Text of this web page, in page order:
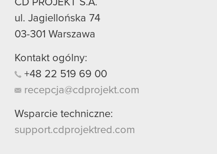
CD PROJEKT S.A.
ul. Jagiellońska 74
03-301 Warszawa
Kontakt ogólny:
+48 22 519 69 00
recepcja@cdprojekt.com
Wsparcie techniczne:
support.cdprojektred.com